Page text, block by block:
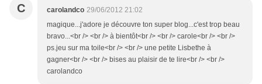
C carolandco 29/06/2012 21:02
magique...j'adore je découvre ton super blog...c'est trop beau
bravo...<br /> <br /> à bientôt<br /> <br /> carole<br /> <br />
ps.jeu sur ma toile<br /> <br /> une petite Lisbethe à
gagner<br /> <br /> bises au plaisir de te lire<br /> <br />
carolandco